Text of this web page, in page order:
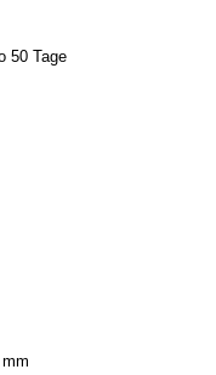
50 Tage